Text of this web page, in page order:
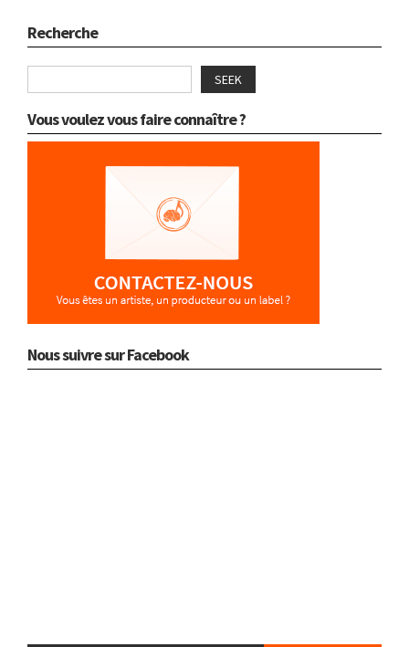
Recherche
SEEK
Vous voulez vous faire connaître ?
Nous suivre sur Facebook